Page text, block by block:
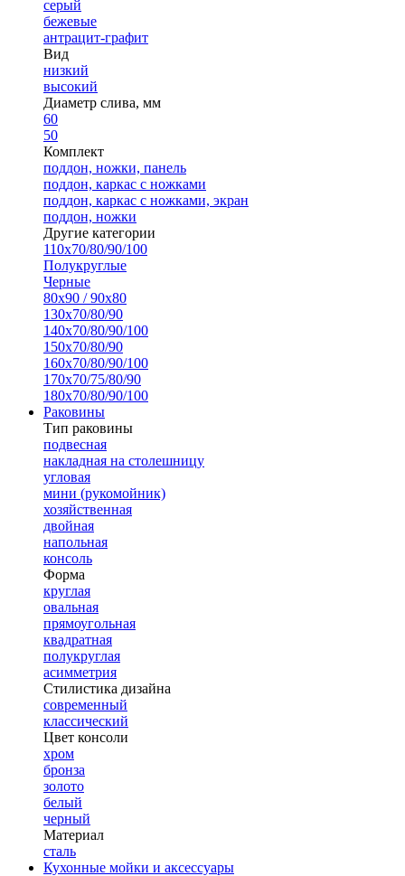
серый
бежевые
антрацит-графит
Вид
низкий
высокий
Диаметр слива, мм
60
50
Комплект
поддон, ножки, панель
поддон, каркас с ножками
поддон, каркас с ножками, экран
поддон, ножки
Другие категории
110х70/80/90/100
Полукруглые
Черные
80х90 / 90х80
130х70/80/90
140х70/80/90/100
150х70/80/90
160х70/80/90/100
170х70/75/80/90
180х70/80/90/100
Раковины
Тип раковины
подвесная
накладная на столешницу
угловая
мини (рукомойник)
хозяйственная
двойная
напольная
консоль
Форма
круглая
овальная
прямоугольная
квадратная
полукруглая
асимметрия
Стилистика дизайна
современный
классический
Цвет консоли
хром
бронза
золото
белый
черный
Материал
сталь
Кухонные мойки и аксессуары